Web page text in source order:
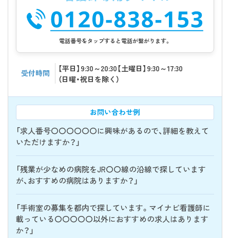
電話番号をタップすると電話が繋がります。
受付時間
【平日】9:30～20:30【土曜日】9:30～17:30
（日曜・祝日を除く）
お問い合わせ例
「求人番号〇〇〇〇〇〇に興味があるので、詳細を教えて
いただけますか？」
「残業が少なめの病院をJR〇〇線の沿線で探しています
が、おすすめの病院はありますか？」
「手術室の募集を都内で探しています。マイナビ看護師に
載っている〇〇〇〇〇以外におすすめの求人はあります
か？」